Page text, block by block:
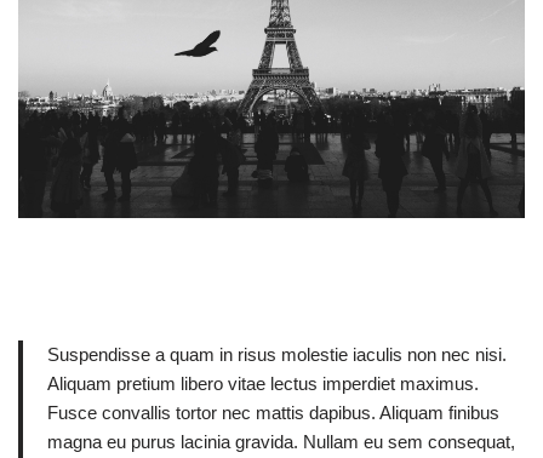
Suspendisse a quam in risus molestie iaculis non nec nisi.
Aliquam pretium libero vitae lectus imperdiet maximus.
Fusce convallis tortor nec mattis dapibus. Aliquam finibus
magna eu purus lacinia gravida. Nullam eu sem consequat,